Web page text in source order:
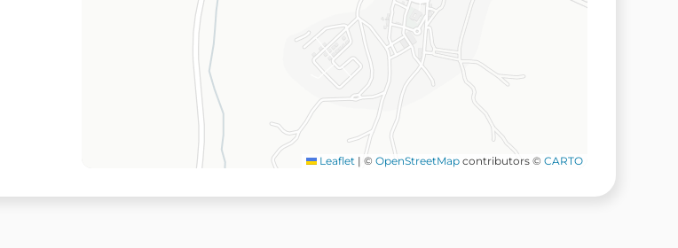
Leaflet | © OpenStreetMap contributors © CARTO